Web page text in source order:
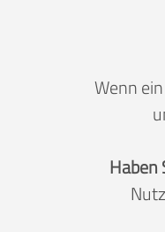
Wenn
Haben